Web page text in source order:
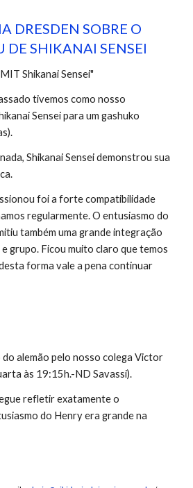
DRESDEN SOBRE O
DE SHIKANAI SENSEI
Shikanai Sensei"
tivemos como nosso
Sensei para um gashuko
Shikanai Sensei demonstrou sua
foi a forte compatibilidade
regularmente. O entusiasmo do
também uma grande integração
grupo. Ficou muito claro que temos
forma vale a pena continuar
alemão pelo nosso colega Victor
às 19:15h.-ND Savassi).
refletir exatamente o
do Henry era grande na